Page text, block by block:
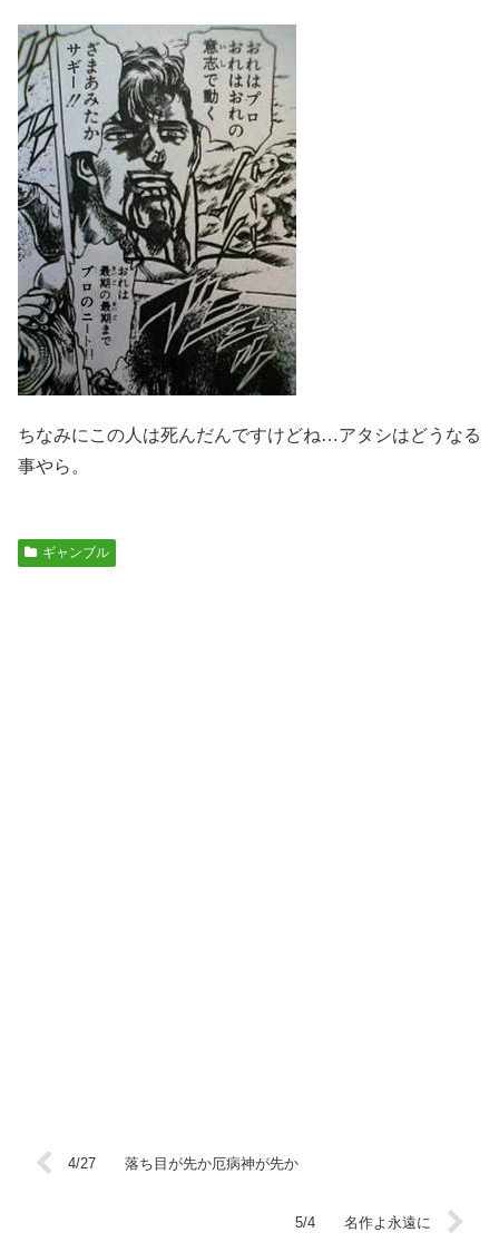
ちなみにこの人は死んだんですけどね…アタシはどうなる
事やら。
ギャンブル
4/27 落ち目が先か厄病神が先か
5/4 名作よ永遠に